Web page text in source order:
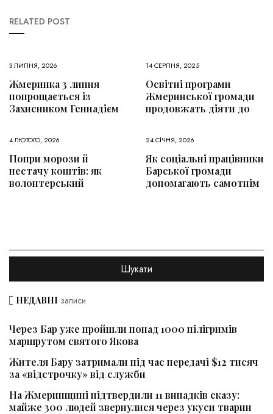
RELATED POST
3 ЛИПНЯ, 2026
Жмеринка 3 липня
попрощається із
Захисником Геннадієм
14 СЕРПНЯ, 2025
Освітні програми
Жмеринської громади
продовжать діяти до
4 ЛЮТОГО, 2026
Попри морози й
нестачу коштів: як
волонтерський
24 СІЧНЯ, 2026
Як соціальні працівники
Барської громади
допомагають самотнім
НЕДАВНІ записи
Через Бар уже пройшли понад 1000 пілігримів
маршрутом святого Якова
Жителя Бару затримали під час передачі $12 тисяч
за «відстрочку» від служби
На Жмеринщині підтвердили 11 випадків сказу:
майже 300 людей звернулися через укуси тварин